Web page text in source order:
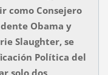
como Consejero
Obama y
Slaughter, se
Política del